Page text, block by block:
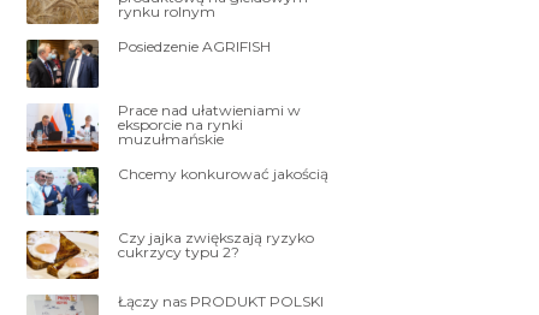
rynku rolnym
Posiedzenie AGRIFISH
Prace nad ułatwieniami w
eksporcie na rynki
muzułmańskie
Chcemy konkurować jakością
Czy jajka zwiększają ryzyko
cukrzycy typu 2?
Łączy nas PRODUKT POLSKI